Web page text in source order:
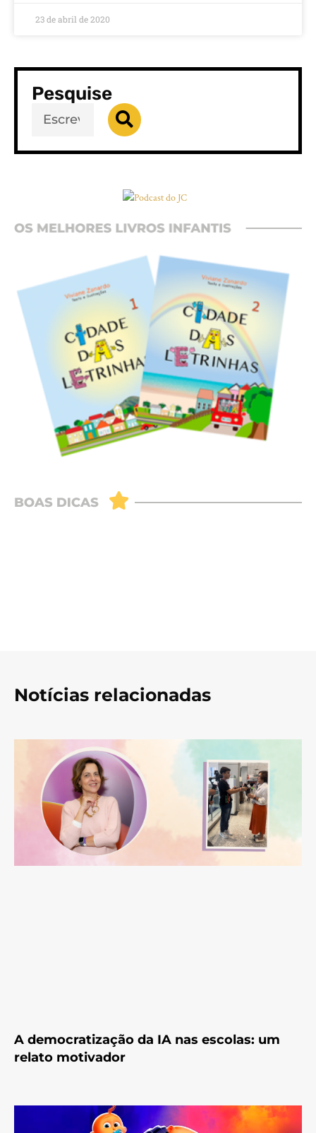
23 de abril de 2020
Pesquise
Notícias relacionadas
A democratização da IA nas escolas: um
relato motivador